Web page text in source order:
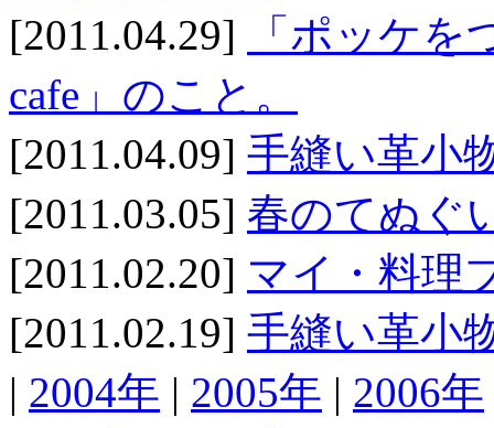
[2011.04.29]
「ポッケ
cafe」のこと。
[2011.04.09] 手縫い革小
[2011.03.05] 春のてぬぐ
[2011.02.20] マイ・料理
[2011.02.19] 手縫い革小
| 2004年 | 2005年 | 2006年